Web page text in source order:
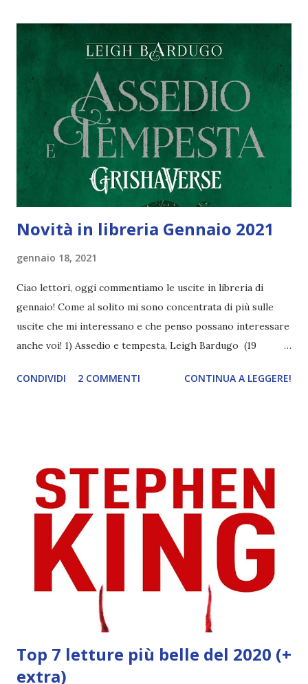
nuovamente perché ogni volta che la guardo la trovo
sempre più brutta. Sa tanto "Cinderella" anni 2000 con
tanto di maschera di carnevale presa su wish. Per non
parlare che quella non somiglia nemmeno lontanamente alla
protagonista del libro. Il trucco e l'abbigliamento poi un
tocco di classe, veramente. L'unica cosa che salvo è lo
sfondo. Mi piace molto di più rispetto a quello della...
Novità in libreria Gennaio 2021
gennaio 18, 2021
Ciao lettori, oggi commentiamo le uscite in libreria di
gennaio! Come al solito mi sono concentrata di più sulle
uscite che mi interessano e che penso possano interessare
anche voi! 1) Assedio e tempesta, Leigh Bardugo (19
Infatti se ricordate io lessi il primo anni fa, ma poi la serie
COVER : meglio della prima, ma queste tonalità sgargianti
non mi fanno impazzire. Accostato al primo volume sarà un
bellissimo pugno nell'occhio. PREORDER : compralo a
17,95€ 2) Sorcery of thorns, Margaret Rogerson (19
gennaio) Biblioteche magiche, stregoni e forse un enemies
to lovers. Ho letto recensioni contrastanti su questo libro,
ma io sono ugualmente interessata per gli aspetti citati.
Non mi aspetto chi...
CONDIVIDI 2 COMMENTI CONTINUA A LEGGERE!
Top 7 letture più belle del 2020 (+
extra)